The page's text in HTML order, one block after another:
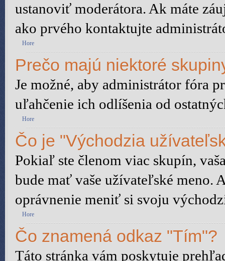
ustanoviť moderátora. Ak máte
ako prvého kontaktujte
Hore
Prečo majú niektoré
Je možné, aby administrátor fóra
uľahčenie ich odlíšenia od
Hore
Čo je "Východzia
Pokiaľ ste členom viac skupín,
bude mať vaše užívateľské meno.
oprávnenie meniť si svoju
Hore
Čo znamená odkaz "Tím"?
Táto stránka vám poskytuje